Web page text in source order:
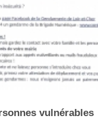
vulnérables